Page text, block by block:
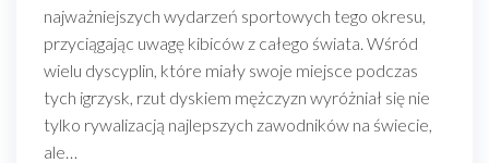
najważniejszych wydarzeń sportowych tego okresu,
przyciągając uwagę kibiców z całego świata. Wśród
wielu dyscyplin, które miały swoje miejsce podczas
tych igrzysk, rzut dyskiem mężczyzn wyróżniał się nie
tylko rywalizacją najlepszych zawodników na świecie,
ale…